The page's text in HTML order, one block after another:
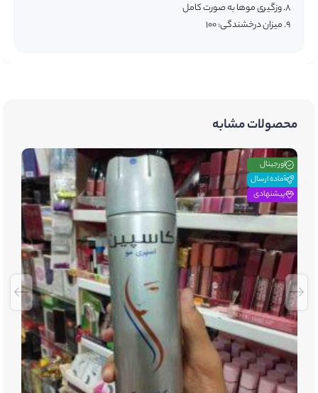
۸. وزگیری موها به صورت کامل
۹. میزان درخشندگی: ۱۰۰
محصولات مشابه
اورجینال
آماده ارسال
پیشنهادی